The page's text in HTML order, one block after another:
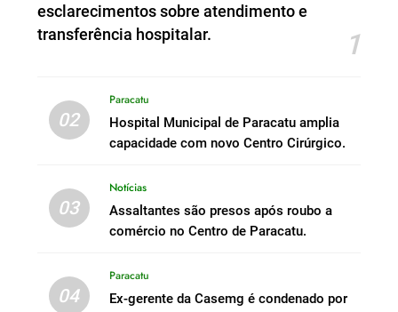
esclarecimentos sobre atendimento e
transferência hospitalar.
1
02
Paracatu
Hospital Municipal de Paracatu amplia
capacidade com novo Centro Cirúrgico.
03
Notícias
Assaltantes são presos após roubo a
comércio no Centro de Paracatu.
04
Paracatu
Ex-gerente da Casemg é condenado por